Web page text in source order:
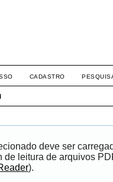
CADASTRO
deve ser
de leitura de arquivos
).